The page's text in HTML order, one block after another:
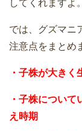
してくれますよ。
では、グズマニ
注意点をまとめ
・子株が大き
・子株につい
え時期